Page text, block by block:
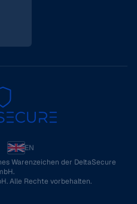
EN
Warenzeichen der DeltaSecure
Alle Rechte vorbehalten.